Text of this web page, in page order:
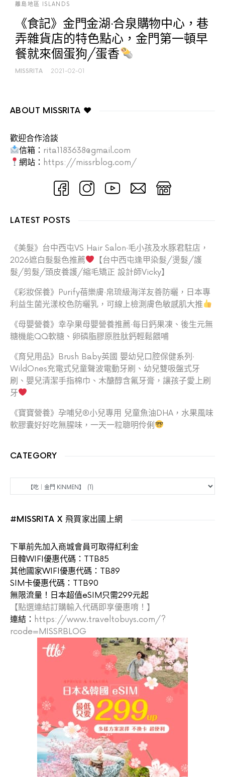
離島地區 ISLANDS
《食記》金門金湖‧合泉購物中心，巷
弄雜貨店的特色點心，金門第一頓早
餐就來個蛋狗/蛋香
MISSRITA 2021-02-01
ABOUT MISSRITA ♥
歡迎合作洽談
信箱： rita1183638@gmail.com
網站： https://missrblog.com/
LATEST POSTS
《美髮》台中西屯VS Hair Salon‧毛小孩及水豚君駐店，
2026遮白髮髮色推薦
【台中西屯逢甲染髮/燙髮/護
髮/剪髮/頭皮養護/縮毛矯正 設計師Vicky】
《彩妝保養》Purify蓓樂膚‧帛琉級海洋友善防曬，日本專
利益生菌光漾校色防曬乳，可線上檢測膚色敏感肌大推
《母嬰營養》幸孕果母嬰營養推薦‧每日鈣果凍、後生元無
糖機能QQ軟糖、卵磷脂膠原胜肽鈣輕鬆餵哺
《育兒用品》Brush Baby英國 嬰幼兒口腔保健系列‧
WildOnes充電式兒童聲波電動牙刷、幼兒雙吸盤式牙
刷、嬰兒清潔手指棉巾、木醣醇含氟牙膏，讓孩子愛上刷
牙
《寶寶營養》孕哺兒®小兒專用 兒童魚油DHA，水果風味
軟膠囊好好吃無腥味，一天一粒聰明伶俐
CATEGORY
#MISSRITA X 飛買家出國上網
下單前先加入商城會員可取得紅利金
日韓WIFI優惠代碼：TTB85
其他國家WIFI優惠代碼：TB89
SIM卡優惠代碼：TTB90
無限流量！日本超值eSIM只需299元起
【點選連結訂購輸入代碼即享優惠唷！】
連結： https://www.traveltobuys.com/?
rcode=MISSRBLOG